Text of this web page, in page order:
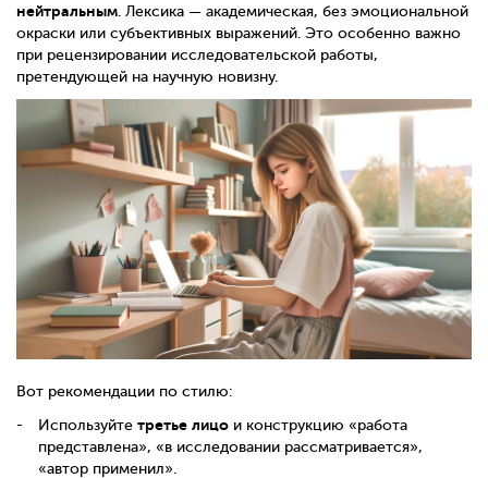
нейтральным . Лексика — академическая, без эмоциональной
окраски или субъективных выражений. Это особенно важно
при рецензировании исследовательской работы,
претендующей на научную новизну.
Вот рекомендации по стилю:
Используйте третье лицо и конструкцию «работа
представлена», «в исследовании рассматривается»,
«автор применил».